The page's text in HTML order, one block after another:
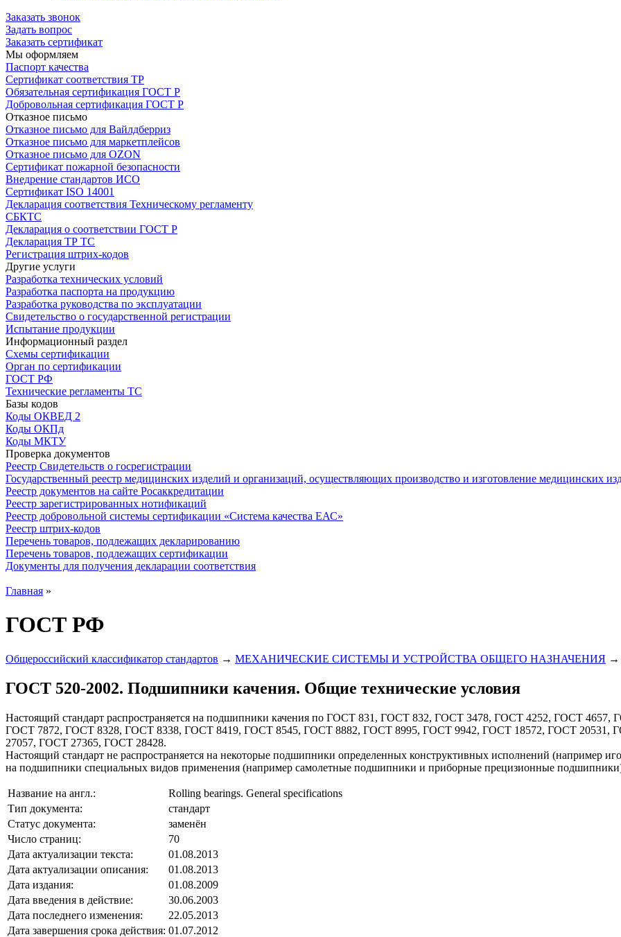
Заказать звонок
Задать вопрос
Заказать сертификат
Мы оформляем
Паспорт качества
Сертификат соответствия ТР
Обязательная сертификация ГОСТ Р
Добровольная сертификация ГОСТ Р
Отказное письмо
Отказное письмо для Вайлдберриз
Отказное письмо для маркетплейсов
Отказное письмо для OZON
Сертификат пожарной безопасности
Внедрение стандартов ИСО
Сертификат ISO 14001
Декларация соответствия Техническому регламенту
СБКТС
Декларация о соответствии ГОСТ Р
Декларация ТР ТС
Регистрация штрих-кодов
Другие услуги
Разработка технических условий
Разработка паспорта на продукцию
Разработка руководства по эксплуатации
Свидетельство о государственной регистрации
Испытание продукции
Информационный раздел
Схемы сертификации
Орган по сертификации
ГОСТ РФ
Технические регламенты ТС
Базы кодов
Коды ОКВЕД 2
Коды ОКПд
Коды МКТУ
Проверка документов
Реестр Свидетельств о госрегистрации
Государственный реестр медицинских изделий и организаций, осуществляющих производство и изготовление медицинских
Реестр документов на сайте Росаккредитации
Реестр зарегистрированных нотификаций
Реестр добровольной системы сертификации «Система качества ЕАС»
Реестр штрих-кодов
Перечень товаров, подлежащих декларированию
Перечень товаров, подлежащих сертификации
Документы для получения декларации соответствия
Главная »
ГОСТ РФ
Общероссийский классификатор стандартов → МЕХАНИЧЕСКИЕ СИСТЕМЫ И УСТРОЙСТВА ОБЩЕГО НАЗНАЧЕНИЯ →
ГОСТ 520-2002. Подшипники качения. Общие технические условия
Настоящий стандарт распространяется на подшипники качения по ГОСТ 831, ГОСТ 832, ГОСТ 3478, ГОСТ 4252, ГОСТ
ГОСТ 7872, ГОСТ 8328, ГОСТ 8338, ГОСТ 8419, ГОСТ 8545, ГОСТ 8882, ГОСТ 8995, ГОСТ 9942, ГОСТ 18572, ГОСТ 20531,
27057, ГОСТ 27365, ГОСТ 28428.
Настоящий стандарт не распространяется на некоторые подшипники определенных конструктивных исполнений (например
на подшипники специальных видов применения (например самолетные подшипники и приборные прецизионные
Название на англ.:
Rolling bearings. General specifications
Тип документа:
стандарт
Статус документа:
заменён
Число страниц:
70
Дата актуализации текста:
01.08.2013
Дата актуализации описания:
01.08.2013
Дата издания:
01.08.2009
Дата введения в действие:
30.06.2003
Дата последнего изменения:
22.05.2013
Дата завершения срока действия: 01.07.2012